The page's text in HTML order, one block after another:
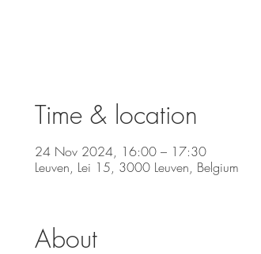
Time & location
24 Nov 2024, 16:00 – 17:30
Leuven, Lei 15, 3000 Leuven, Belgium
About